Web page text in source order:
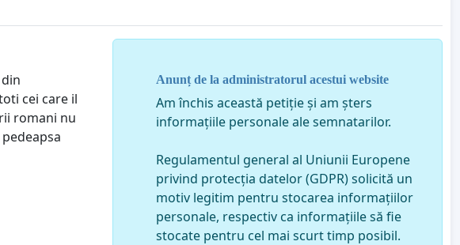
cei care il
romani nu
Anunț de la administratorul acestui website
Am închis această petiție și am șters
informațiile personale ale semnatarilor.
Regulamentul general al Uniunii Europene
privind protecția datelor (GDPR) solicită un
motiv legitim pentru stocarea informațiilor
personale, respectiv ca informațiile să fie
stocate pentru cel mai scurt timp posibil.